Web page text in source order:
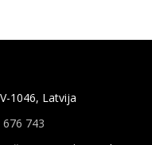
1046, Latvija
676 743